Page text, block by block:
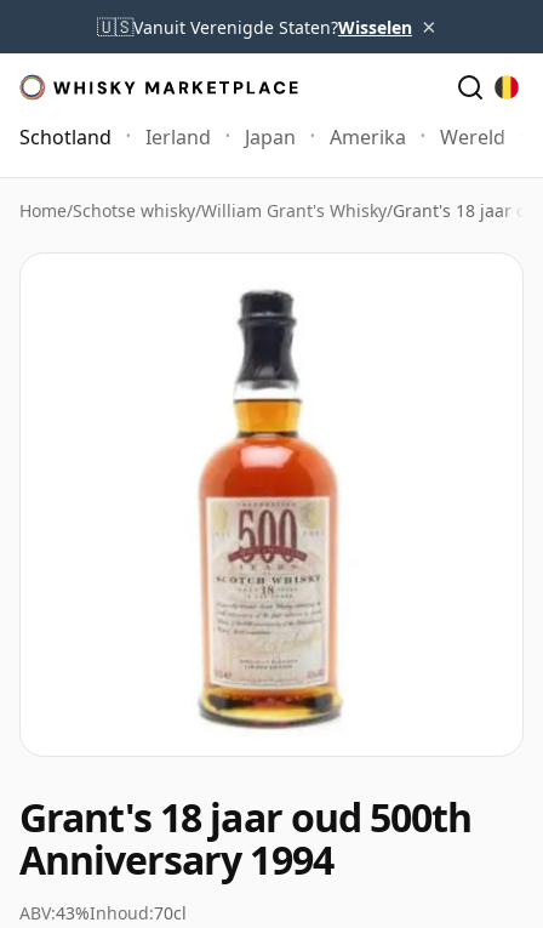
🇺🇸Vanuit Verenigde Staten?Wisselen ×
Schotland Ierland Japan Amerika Wereld
Home/Schotse whisky/William Grant's Whisky/Grant's 18 jaar
Grant's 18 jaar oud 500th
Anniversary 1994
ABV:43%Inhoud:70cl